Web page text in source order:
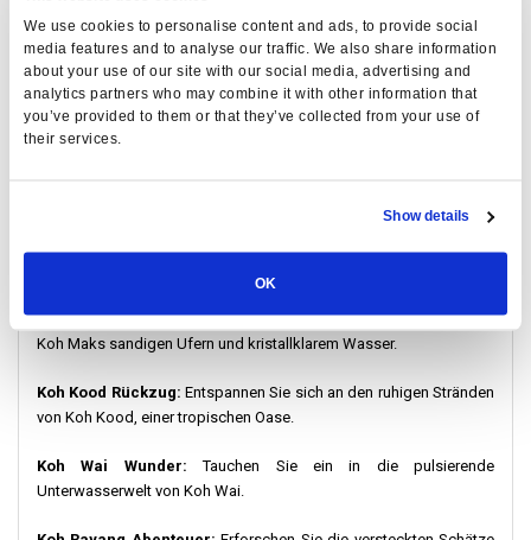
We use cookies to personalise content and ads, to provide social
media features and to analyse our traffic. We also share information
about your use of our site with our social media, advertising and
analytics partners who may combine it with other information that
you’ve provided to them or that they’ve collected from your use of
their services.
Show details
OK
entspanntes Erlebnis zu gewährleisten.
Nahtloser Busservice:Nutzen Sie unseren Boonsiri-Busservice,
der Bangkok mit dem Laem Sok Pier verbindet und Ihre Reise
vereinfacht.
Das Paradies auf Koh Mak:Erleben Sie die ruhige Schönheit von
Koh Maks sandigen Ufern und kristallklarem Wasser.
Koh Kood Rückzug: Entspannen Sie sich an den ruhigen Stränden
von Koh Kood, einer tropischen Oase.
Koh Wai Wunder:Tauchen Sie ein in die pulsierende
Unterwasserwelt von Koh Wai.